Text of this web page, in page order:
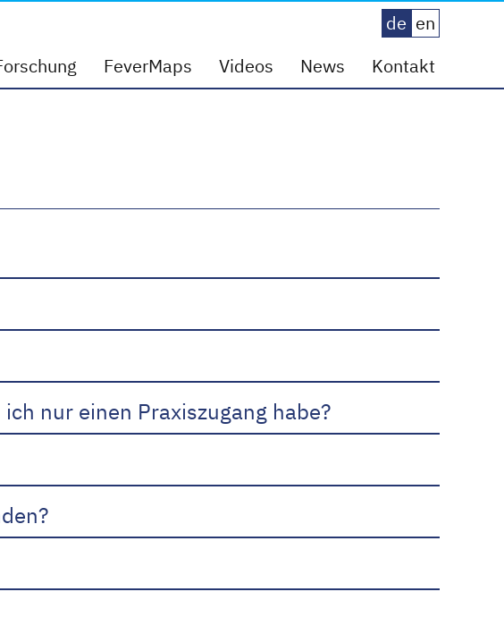
de en
FeverMaps Videos News Kontakt
nur einen Praxiszugang habe?